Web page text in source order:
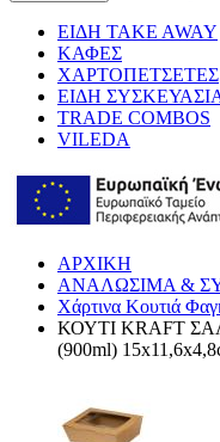
ΕΙΔΗ TAKE AWAY
ΚΑΦΕΣ
ΧΑΡΤΟΠΕΤΣΕΤΕΣ
ΕΙΔΗ
TRADE COMBOS
VILEDA
ΑΡΧΙΚΗ
ΑΝΑΛΩΣΙΜΑ &
Χάρτινα Κουτιά
ΚΟΥΤΙ KRAFT
(900ml)